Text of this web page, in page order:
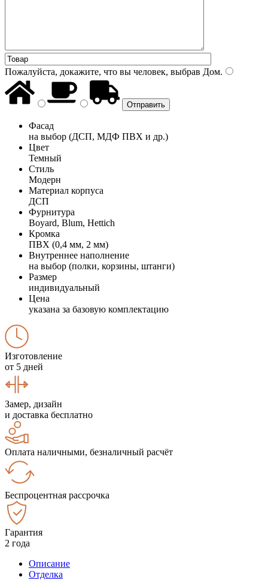
Пожалуйста, докажите, что вы человек, выбрав Дом.
Фасад
на выбор (ДСП, МДФ ПВХ и др.)
Цвет
Темный
Стиль
Модерн
Материал корпуса
ДСП
Фурнитура
Boyard, Blum, Hettich
Кромка
ПВХ (0,4 мм, 2 мм)
Внутреннее наполнение
на выбор (полки, корзины, штанги)
Размер
индивидуальный
Цена
указана за базовую комплектацию
Изготовление
от 5 дней
Замер, дизайн
и доставка бесплатно
Оплата наличными, безналичный расчёт
Беспроцентная рассрочка
Гарантия
2 года
Описание
Отделка